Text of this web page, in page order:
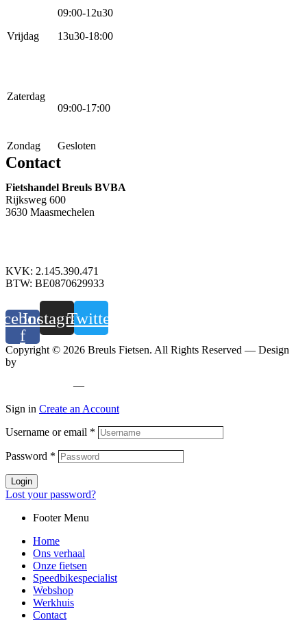
Vrijdag
09:00-12u30
13u30-18:00
Zaterdag
09:00-17:00
Zondag Gesloten
Contact
Fietshandel Breuls BVBA
Rijksweg 600
3630 Maasmechelen
KVK: 2.145.390.471
BTW: BE0870629933
f
Instagram
Twitter
Copyright © 2026 Breuls Fietsen. All Rights Reserved — Design
by
—
Sign in Create an Account
Username or email *
Password *
Login
Lost your password?
Footer Menu
Home
Ons verhaal
Onze fietsen
Speedbikespecialist
Webshop
Werkhuis
Contact